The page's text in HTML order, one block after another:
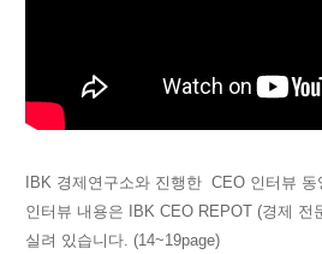
IBK 경제연구소와 진행한 CEO 인터뷰 동
인터뷰 내용은 IBK CEO REPOT (경제 전
실려 있습니다. (14~19page)